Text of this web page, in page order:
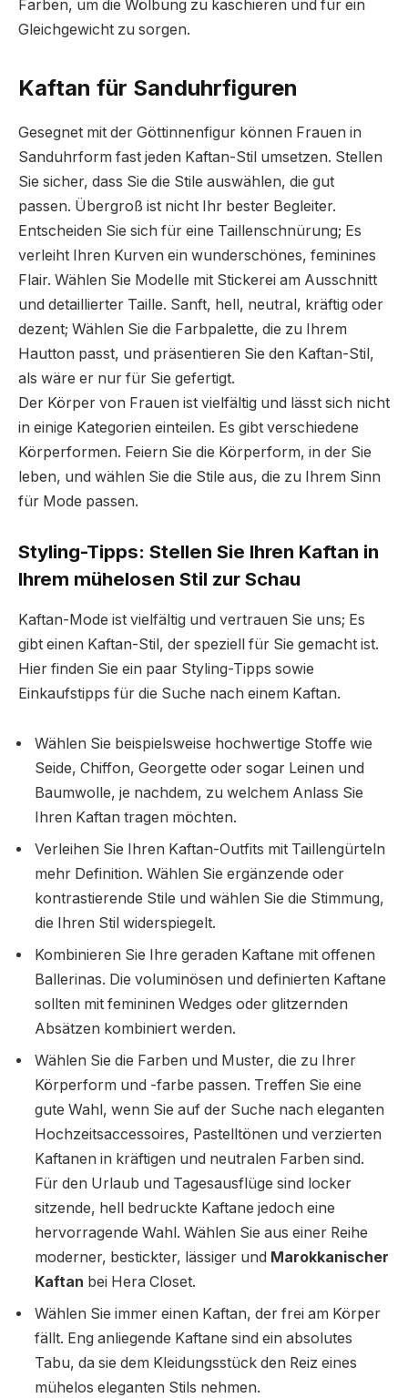
Farben, um die Wölbung zu kaschieren und für ein
Gleichgewicht zu sorgen.
Kaftan für Sanduhrfiguren
Gesegnet mit der Göttinnenfigur können Frauen in
Sanduhrform fast jeden Kaftan-Stil umsetzen. Stellen
Sie sicher, dass Sie die Stile auswählen, die gut
passen. Übergroß ist nicht Ihr bester Begleiter.
Entscheiden Sie sich für eine Taillenschnürung; Es
verleiht Ihren Kurven ein wunderschönes, feminines
Flair. Wählen Sie Modelle mit Stickerei am Ausschnitt
und detaillierter Taille. Sanft, hell, neutral, kräftig oder
dezent; Wählen Sie die Farbpalette, die zu Ihrem
Hautton passt, und präsentieren Sie den Kaftan-Stil,
als wäre er nur für Sie gefertigt.
Der Körper von Frauen ist vielfältig und lässt sich nicht
in einige Kategorien einteilen. Es gibt verschiedene
Körperformen. Feiern Sie die Körperform, in der Sie
leben, und wählen Sie die Stile aus, die zu Ihrem Sinn
für Mode passen.
Styling-Tipps: Stellen Sie Ihren Kaftan in
Ihrem mühelosen Stil zur Schau
Kaftan-Mode ist vielfältig und vertrauen Sie uns; Es
gibt einen Kaftan-Stil, der speziell für Sie gemacht ist.
Hier finden Sie ein paar Styling-Tipps sowie
Einkaufstipps für die Suche nach einem Kaftan.
Wählen Sie beispielsweise hochwertige Stoffe wie
Seide, Chiffon, Georgette oder sogar Leinen und
Baumwolle, je nachdem, zu welchem ​​Anlass Sie
Ihren Kaftan tragen möchten.
Verleihen Sie Ihren Kaftan-Outfits mit Taillengürteln
mehr Definition. Wählen Sie ergänzende oder
kontrastierende Stile und wählen Sie die Stimmung,
die Ihren Stil widerspiegelt.
Kombinieren Sie Ihre geraden Kaftane mit offenen
Ballerinas. Die voluminösen und definierten Kaftane
sollten mit femininen Wedges oder glitzernden
Absätzen kombiniert werden.
Wählen Sie die Farben und Muster, die zu Ihrer
Körperform und -farbe passen. Treffen Sie eine
gute Wahl, wenn Sie auf der Suche nach eleganten
Hochzeitsaccessoires, Pastelltönen und verzierten
Kaftanen in kräftigen und neutralen Farben sind.
Für den Urlaub und Tagesausflüge sind locker
sitzende, hell bedruckte Kaftane jedoch eine
hervorragende Wahl. Wählen Sie aus einer Reihe
moderner, bestickter, lässiger und Marokkanischer
Kaftan bei Hera Closet.
Wählen Sie immer einen Kaftan, der frei am Körper
fällt. Eng anliegende Kaftane sind ein absolutes
Tabu, da sie dem Kleidungsstück den Reiz eines
mühelos eleganten Stils nehmen.